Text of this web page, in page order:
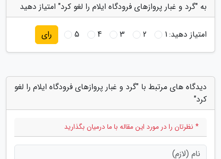
به "گرد و غبار پروازهای فرودگاه ایلام را لغو کرد" امتیاز دهید
امتیاز دهید:1
2
3
4
5 رای
دیدگاه های مرتبط با "گرد و غبار پروازهای فرودگاه ایلام را لغو
کرد"
* نظرتان را در مورد این مقاله با ما درمیان بگذارید